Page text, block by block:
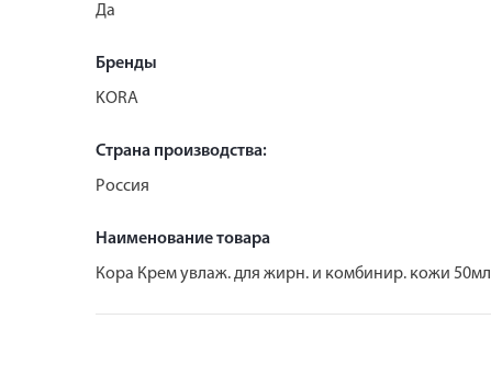
Да
Бренды
KORA
Страна производства:
Россия
Наименование товара
Кора Крем увлаж. для жирн. и комбинир. кожи 50мл